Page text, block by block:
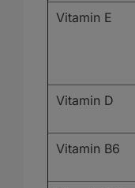
Vitamin E
Vitamin D
Vitamin B6